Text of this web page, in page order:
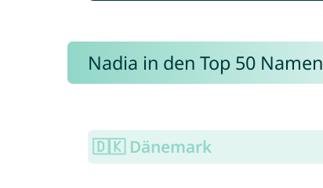
Nadia in den Top 50 Namen
🇩🇰 Dänemark